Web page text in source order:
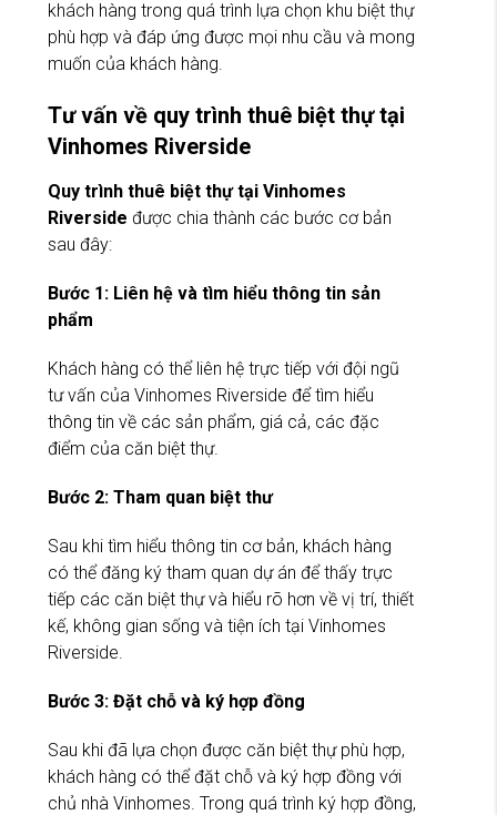
khách hàng trong quá trình lựa chọn khu biệt thự
phù hợp và đáp ứng được mọi nhu cầu và mong
muốn của khách hàng.
Tư vấn về quy trình thuê biệt thự tại
Vinhomes Riverside
Quy trình thuê biệt thự tại Vinhomes
Riverside được chia thành các bước cơ bản
sau đây:
Bước 1: Liên hệ và tìm hiểu thông tin sản
phẩm
Khách hàng có thể liên hệ trực tiếp với đội ngũ
tư vấn của Vinhomes Riverside để tìm hiểu
thông tin về các sản phẩm, giá cả, các đặc
điểm của căn biệt thự.
Bước 2: Tham quan biệt thư
Sau khi tìm hiểu thông tin cơ bản, khách hàng
có thể đăng ký tham quan dự án để thấy trực
tiếp các căn biệt thự và hiểu rõ hơn về vị trí, thiết
kế, không gian sống và tiện ích tại Vinhomes
Riverside.
Bước 3: Đặt chỗ và ký hợp đồng
Sau khi đã lựa chọn được căn biệt thự phù hợp,
khách hàng có thể đặt chỗ và ký hợp đồng với
chủ nhà Vinhomes. Trong quá trình ký hợp đồng,